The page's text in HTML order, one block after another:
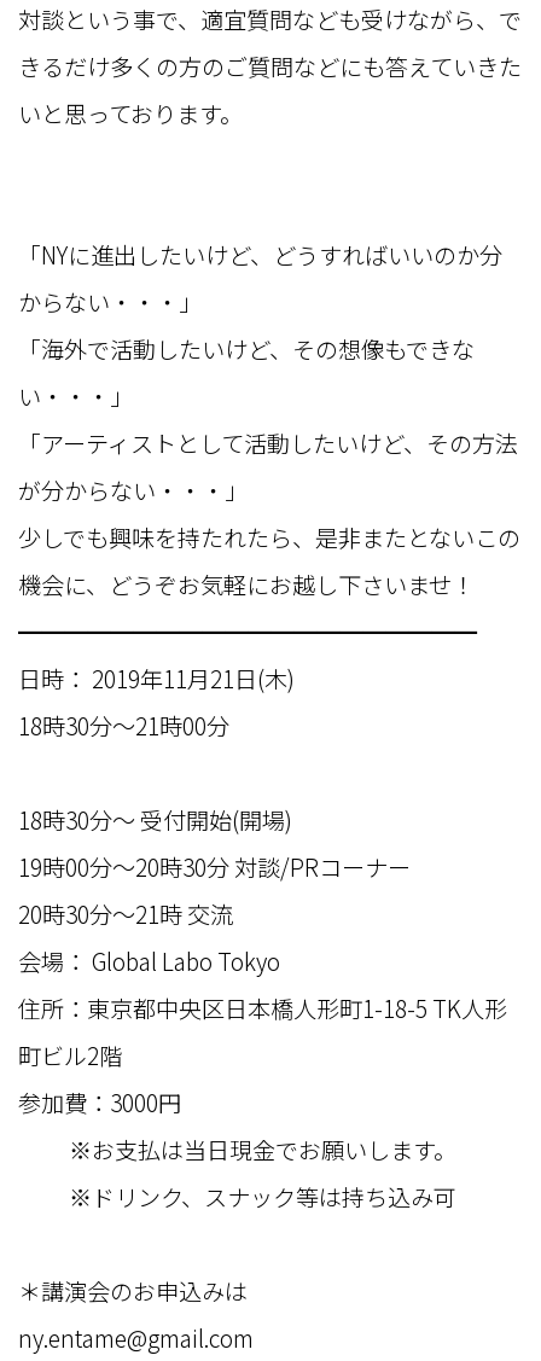
対談という事で、適宜質問なども受けながら、で
きるだけ多くの方のご質問などにも答えていきた
いと思っております。
「NYに進出したいけど、どうすればいいのか分
からない・・・」
「海外で活動したいけど、その想像もできな
い・・・」
「アーティストとして活動したいけど、その方法
が分からない・・・」
少しでも興味を持たれたら、是非またとないこの
機会に、どうぞお気軽にお越し下さいませ！
━━━━━━━━━━━━━━━━━━━━
日時： 2019年11月21日(木)
18時30分〜21時00分
18時30分〜 受付開始(開場)
19時00分～20時30分 対談/PRコーナー
20時30分〜21時 交流
会場： Global Labo Tokyo
住所：東京都中央区日本橋人形町1-18-5 TK人形
町ビル2階
参加費：3000円
※お支払は当日現金でお願いします。
※ドリンク、スナック等は持ち込み可
＊講演会のお申込みは
ny.entame@gmail.com